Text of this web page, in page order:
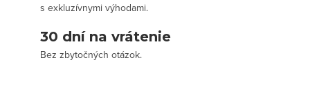
s exkluzívnymi výhodami.
30 dní na vrátenie
Bez zbytočných otázok.